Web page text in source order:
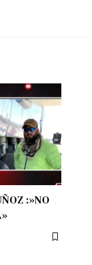
:»NO